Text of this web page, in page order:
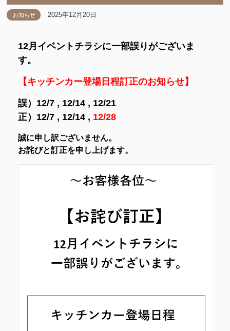
お知らせ 2025年12月20日
12月イベントチラシに一部誤りがございま
す。
【キッチンカー登場日程訂正のお知らせ】
誤）12/7 , 12/14 , 12/21
正）12/7 , 12/14 , 12/28
誠に申し訳ございません。
お詫びと訂正を申し上げます。